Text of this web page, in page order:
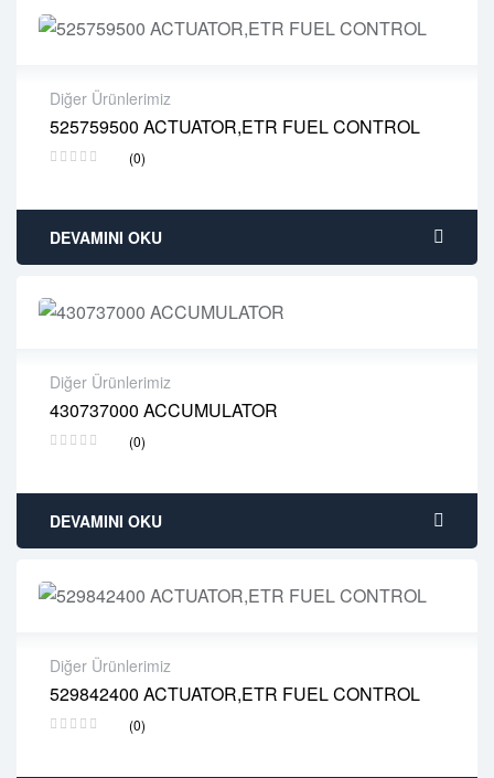
Diğer Ürünlerimiz
525759500 ACTUATOR,ETR FUEL CONTROL
(0)
2 years warranty
Delivery time: 1-2 business days
DEVAMINI OKU
Diğer Ürünlerimiz
430737000 ACCUMULATOR
(0)
2 years warranty
Delivery time: 1-2 business days
DEVAMINI OKU
Diğer Ürünlerimiz
529842400 ACTUATOR,ETR FUEL CONTROL
(0)
2 years warranty
Delivery time: 1-2 business days